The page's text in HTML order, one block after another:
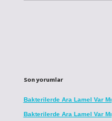
Son yorumlar
Bakterilerde Ara Lamel Var Mı
Bakterilerde Ara Lamel Var Mı